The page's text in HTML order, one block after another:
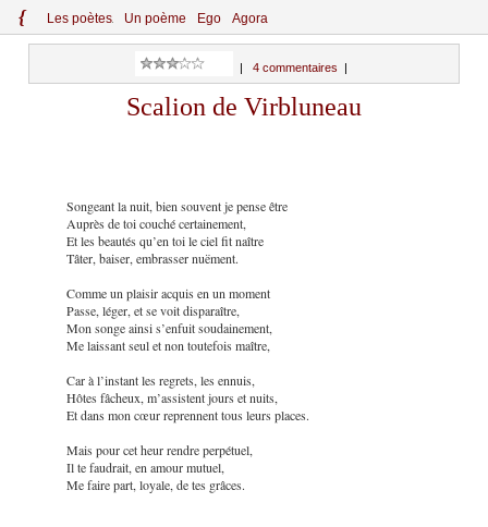
{ Les poètes Un poème Ego Agora
4 commentaires
Scalion de Virbluneau
Songeant la nuit, bien souvent je pense être
Auprès de toi couché certainement,
Et les beautés qu’en toi le ciel fit naître
Tâter, baiser, embrasser nuëment.
Comme un plaisir acquis en un moment
Passe, léger, et se voit disparaître,
Mon songe ainsi s’enfuit soudainement,
Me laissant seul et non toutefois maître,
Car à l’instant les regrets, les ennuis,
Hôtes fâcheux, m’assistent jours et nuits,
Et dans mon cœur reprennent tous leurs places.
Mais pour cet heur rendre perpétuel,
Il te faudrait, en amour mutuel,
Me faire part, loyale, de tes grâces.